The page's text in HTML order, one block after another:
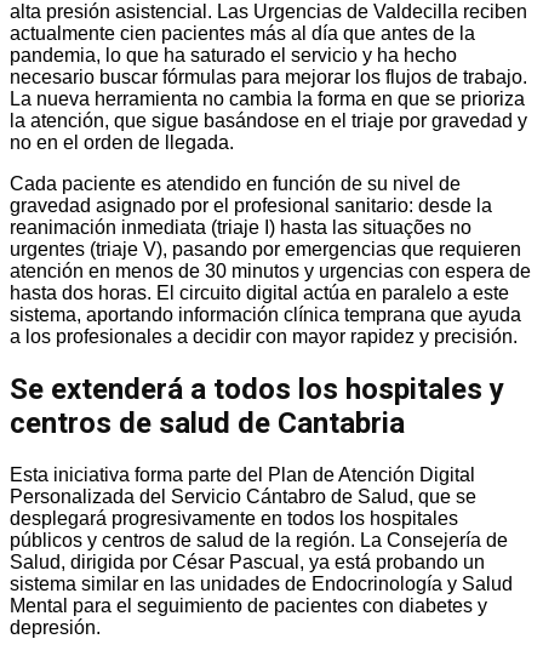
alta presión asistencial. Las Urgencias de Valdecilla reciben
actualmente cien pacientes más al día que antes de la
pandemia, lo que ha saturado el servicio y ha hecho
necesario buscar fórmulas para mejorar los flujos de trabajo.
La nueva herramienta no cambia la forma en que se prioriza
la atención, que sigue basándose en el triaje por gravedad y
no en el orden de llegada.
Cada paciente es atendido en función de su nivel de
gravedad asignado por el profesional sanitario: desde la
reanimación inmediata (triaje I) hasta las situações no
urgentes (triaje V), pasando por emergencias que requieren
atención en menos de 30 minutos y urgencias con espera de
hasta dos horas. El circuito digital actúa en paralelo a este
sistema, aportando información clínica temprana que ayuda
a los profesionales a decidir con mayor rapidez y precisión.
Se extenderá a todos los hospitales y
centros de salud de Cantabria
Esta iniciativa forma parte del Plan de Atención Digital
Personalizada del Servicio Cántabro de Salud, que se
desplegará progresivamente en todos los hospitales
públicos y centros de salud de la región. La Consejería de
Salud, dirigida por César Pascual, ya está probando un
sistema similar en las unidades de Endocrinología y Salud
Mental para el seguimiento de pacientes con diabetes y
depresión.